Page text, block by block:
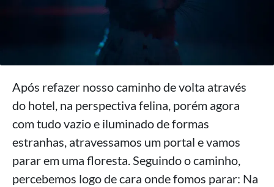
Após refazer nosso caminho de volta através
do hotel, na perspectiva felina, porém agora
com tudo vazio e iluminado de formas
estranhas, atravessamos um portal e vamos
parar em uma floresta. Seguindo o caminho,
percebemos logo de cara onde fomos parar: Na